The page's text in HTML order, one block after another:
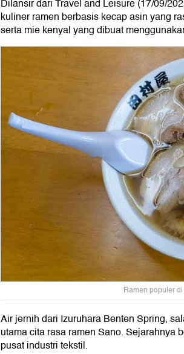
Dilansir dari Travel and Leisure (17/09/
kuliner ramen berbasis kecap asin yang
serta mie kenyal yang dibuat
Ramen populer
Air jernih dari Izuruhara Benten Spring,
utama cita rasa ramen Sano. Sejarahnya
pusat industri tekstil.